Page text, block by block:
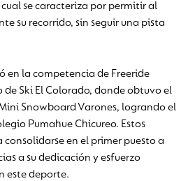
se caracteriza por permitir al
su recorrido, sin seguir una pista
en la competencia de Freeride
de Ski El Colorado, donde obtuvo el
Snowboard Varones, logrando el
Pumahue Chicureo. Estos
en el primer puesto a
a su dedicación y esfuerzo
este deporte.